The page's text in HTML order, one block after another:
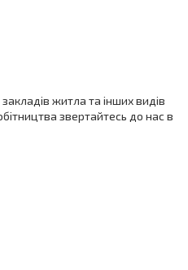
житла та інших видів
звертайтесь до нас в